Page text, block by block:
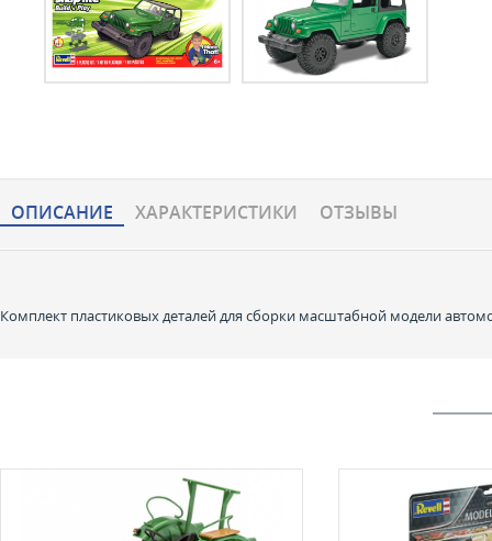
ОПИСАНИЕ ХАРАКТЕРИCТИКИ ОТЗЫВЫ
Комплект пластиковых деталей для сборки масштабной модели